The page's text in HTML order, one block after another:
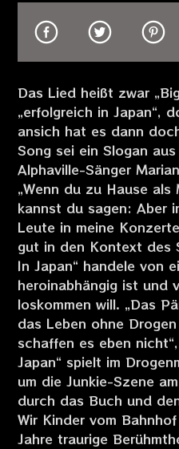
Das Lied heißt zwar
„erfolgreich in Japan“,
ansich hat es dann
Song sei ein Slogan
Alphaville-Sänger
„Wenn du zu Hause
kannst du sagen: Aber
Leute in meine
gut in den Kontext des
In Japan“ handele von
heroinabhängig ist und
loskommen will. „Das
das Leben ohne
schaffen es eben
Japan“ spielt im
um die Junkie-Szene
durch das Buch und
Wir Kinder vom
Jahre traurige